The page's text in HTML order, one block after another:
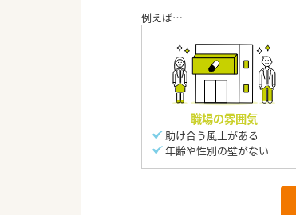
職場の雰囲気
助け合う風土がある
年齢や性別の壁がない